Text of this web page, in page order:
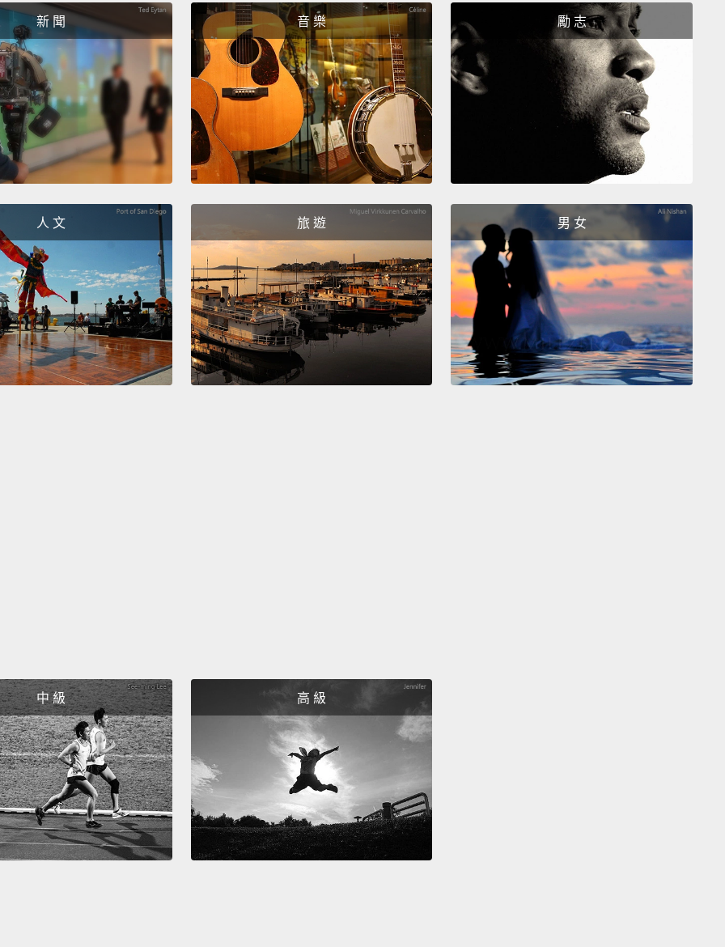
The thing I spent the most time on is Seveneves by Neal
Stephenson. I haven't read science fiction much in the
last decade, which is, you know, kind of crazy because I
used to read it massively.
This terrible thing happens that
has to do with the moon breaking apart.
The planet's
gonna undergo this meteoric bombardment for, like, 5,000
like, if the world's gonna end in two years, who's gonna
come to work? Should kids go to school? It's a really
good book.
我花最多時間的是 Neal Stephenson 的《Seveneves(七夏
娃)》。我過去十年來沒讀多少科幻小說，你知道，那有點怪，
因為我以前讀很多。這件可怕事情的發生和月球碎裂有關。星
球將遭受大概五千年的隕石轟炸。那讓你思考許多事。你知
新 聞 音 樂 勵 志
人 文 旅 遊 男 女
中 級 高 級